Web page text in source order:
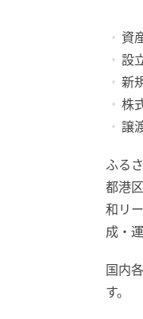
資
設
新
株
譲
ふる
都港
和リ
成・
国内
す。